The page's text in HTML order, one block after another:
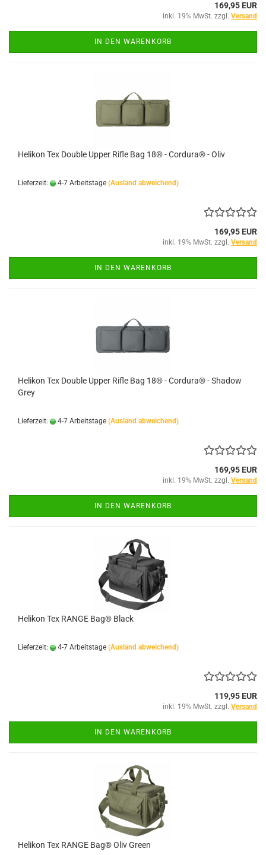
169,95 EUR
inkl. 19% MwSt. zzgl. Versand
IN DEN WARENKORB
Helikon Tex Double Upper Rifle Bag 18® - Cordura® - Oliv
Lieferzeit: 4-7 Arbeitstage (Ausland abweichend)
169,95 EUR
inkl. 19% MwSt. zzgl. Versand
IN DEN WARENKORB
Helikon Tex Double Upper Rifle Bag 18® - Cordura® - Shadow
Grey
Lieferzeit: 4-7 Arbeitstage (Ausland abweichend)
169,95 EUR
inkl. 19% MwSt. zzgl. Versand
IN DEN WARENKORB
Helikon Tex RANGE Bag® Black
Lieferzeit: 4-7 Arbeitstage (Ausland abweichend)
119,95 EUR
inkl. 19% MwSt. zzgl. Versand
IN DEN WARENKORB
Helikon Tex RANGE Bag® Oliv Green